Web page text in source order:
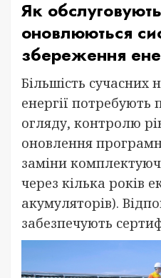
Як
оновлюються
збереження
Більшість сучасних
енергії потребують
огляду, контролю
оновлення
заміни
через кілька років
акумуляторів).
забезпечують